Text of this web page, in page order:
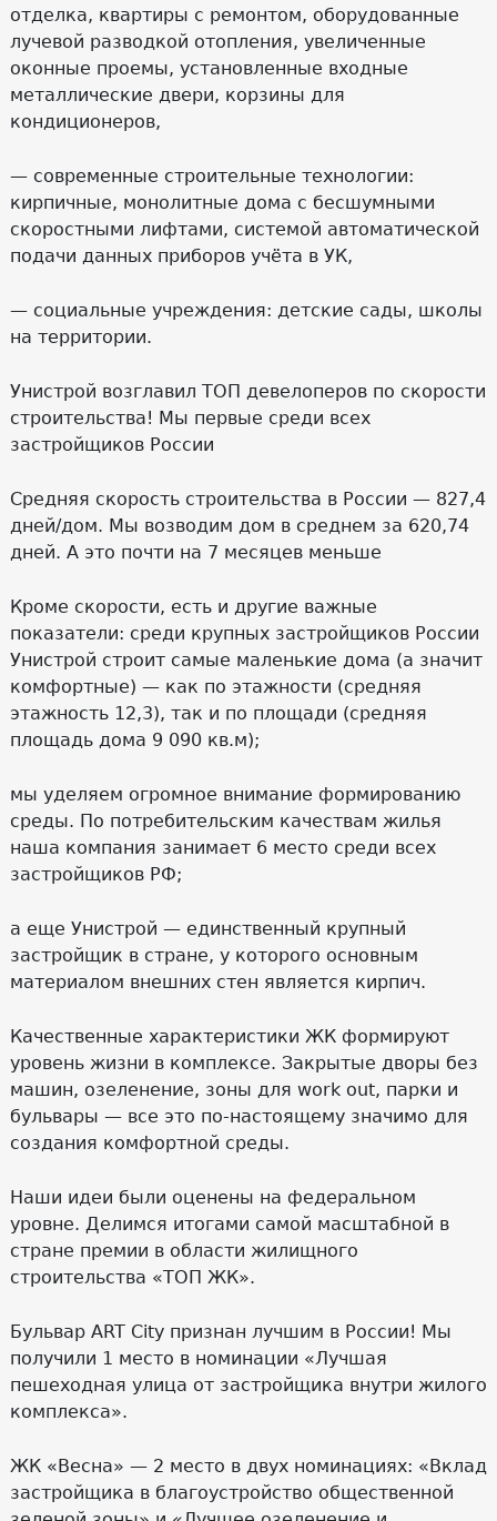
отделка, квартиры с ремонтом, оборудованные
лучевой разводкой отопления, увеличенные
оконные проемы, установленные входные
металлические двери, корзины для
кондиционеров,
— современные строительные технологии:
кирпичные, монолитные дома с бесшумными
скоростными лифтами, системой автоматической
подачи данных приборов учёта в УК,
— социальные учреждения: детские сады, школы
на территории.
Унистрой возглавил ТОП девелоперов по скорости
строительства! Мы первые среди всех
застройщиков России
Средняя скорость строительства в России — 827,4
дней/дом. Мы возводим дом в среднем за 620,74
дней. А это почти на 7 месяцев меньше
Кроме скорости, есть и другие важные
показатели: среди крупных застройщиков России
Унистрой строит самые маленькие дома (а значит
комфортные) — как по этажности (средняя
этажность 12,3), так и по площади (средняя
площадь дома 9 090 кв.м);
мы уделяем огромное внимание формированию
среды. По потребительским качествам жилья
наша компания занимает 6 место среди всех
застройщиков РФ;
а еще Унистрой — единственный крупный
застройщик в стране, у которого основным
материалом внешних стен является кирпич.
Качественные характеристики ЖК формируют
уровень жизни в комплексе. Закрытые дворы без
машин, озеленение, зоны для work out, парки и
бульвары — все это по-настоящему значимо для
создания комфортной среды.
Наши идеи были оценены на федеральном
уровне. Делимся итогами самой масштабной в
стране премии в области жилищного
строительства «ТОП ЖК».
Бульвар ART Сity признан лучшим в России! Мы
получили 1 место в номинации «Лучшая
пешеходная улица от застройщика внутри жилого
комплекса».
ЖК «Весна» — 2 место в двух номинациях: «Вклад
застройщика в благоустройство общественной